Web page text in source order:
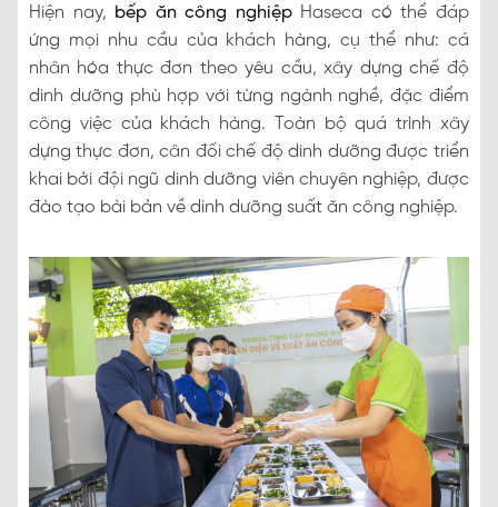
Hiện nay, bếp ăn công nghiệpHaseca có thể đáp
ứng mọi nhu cầu của khách hàng, cụ thể như: cá
nhân hóa thực đơn theo yêu cầu, xây dựng chế độ
dinh dưỡng phù hợp với từng ngành nghề, đặc điểm
công việc của khách hàng. Toàn bộ quá trình xây
dựng thực đơn, cân đối chế độ dinh dưỡng được triển
khai bởi đội ngũ dinh dưỡng viên chuyên nghiệp, được
đào tạo bài bản về dinh dưỡng suất ăn công nghiệp.